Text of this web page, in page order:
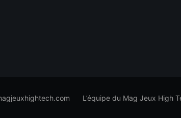
L’équipe du Mag Jeux High